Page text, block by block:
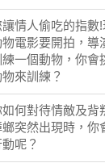
讓情人偷吃的指數
物電影要開拍，導
練一個動物，你會
來訓練？
何對待情敵及背
螂突然出現時，你
呢？